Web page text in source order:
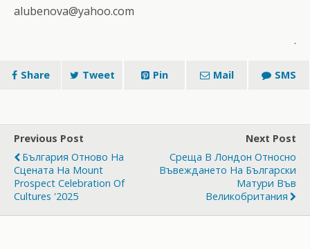
alubenova@yahoo.com
.
Share Tweet Pin Mail SMS
Previous Post
България Отново На
Сцената На Mount
Prospect Celebration Of
Cultures '2025
Next Post
Среща В Лондон Относно
Въвеждането На Български
Матури Във
Великобритания